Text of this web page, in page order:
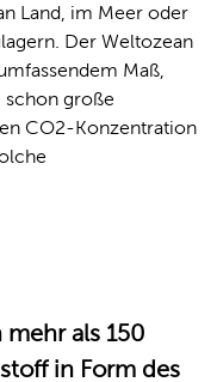
Land, im Meer oder
Der Weltozean
Maß,
schon große
CO2-Konzentration
als 150
in Form des